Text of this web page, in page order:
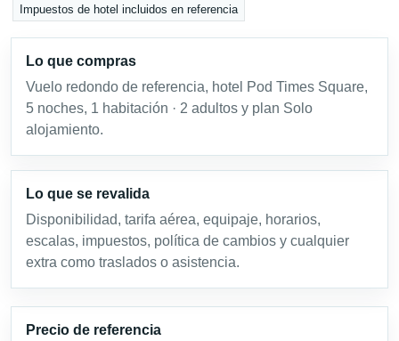
Impuestos de hotel incluidos en referencia
Lo que compras
Vuelo redondo de referencia, hotel Pod Times Square,
5 noches, 1 habitación · 2 adultos y plan Solo
alojamiento.
Lo que se revalida
Disponibilidad, tarifa aérea, equipaje, horarios,
escalas, impuestos, política de cambios y cualquier
extra como traslados o asistencia.
Precio de referencia